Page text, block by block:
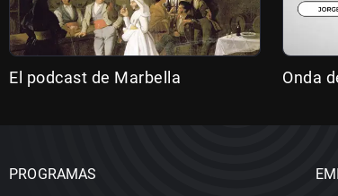
El podcast de Marbella Onda
PROGRAMAS